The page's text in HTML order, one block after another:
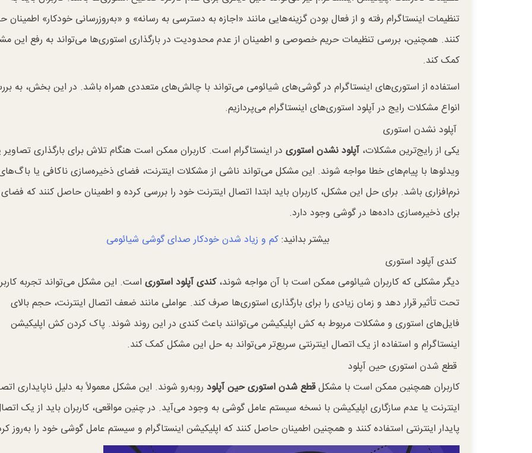
تنظیمات اینستاگرام رفته و از فعال بودن گزینه‌هایی مانند «اجازه به دسترسی به رسانه» و «به‌روزرسانی خودکار»
کنند. همچنین، بررسی تنظیمات حریم خصوصی و اطمینان از عدم محدودیت در بارگذاری استوری‌ها می‌تواند به رفع این
کمک کند.
استفاده از استوری‌های اینستاگرام در گوشی‌های شیائومی می‌تواند با چالش‌های متعددی همراه باشد. در این بخش، به
انواع مشکلات رایج در آپلود استوری‌های اینستاگرام می‌پردازیم.
آپلود نشدن استوری
یکی از رایج‌ترین مشکلات،آپلود نشدن استوری در اینستاگرام است. کاربران ممکن است هنگام تلاش برای بارگذاری تصاویر
ویدئوها با پیام‌های خطا مواجه شوند. این مشکل می‌تواند ناشی از مشکلات اینترنت، فضای ذخیره‌سازی ناکافی یا
نرم‌افزاری باشد. برای حل این مشکل، کاربران باید ابتدا اتصال اینترنت خود را بررسی کرده و اطمینان حاصل کنند که
برای ذخیره‌سازی داده‌ها در گوشی وجود دارد.
بیشتر بدانید:کم و زیاد شدن خودکار صدای گوشی شیائومی
کندی آپلود استوری
دیگر مشکلی که کاربران شیائومی ممکن است با آن مواجه شوند،کندی آپلود استوری است. این مشکل می‌تواند تجربه
تحت تأثیر قرار دهد و زمان زیادی را برای بارگذاری استوری‌ها صرف کند. عواملی مانند ضعف اتصال اینترنت، حجم بالای
فایل‌های استوری و مشکلات مربوط به کش اپلیکیشن می‌توانند باعث کندی در این روند شوند. پاک کردن کش اپلیکیشن
اینستاگرام و استفاده از یک اتصال اینترنتی سریع‌تر می‌تواند به حل این مشکل کمک کند.
قطع شدن استوری حین آپلود
کاربران همچنین ممکن است با مشکلقطع شدن استوری حین آپلود روبه‌رو شوند. این مشکل معمولاً به دلیل ناپایداری
اینترنت یا عدم سازگاری اپلیکیشن با نسخه سیستم عامل گوشی به وجود می‌آید. در چنین مواقعی، کاربران باید از یک
پایدار اینترنتی استفاده کنند و همچنین اطمینان حاصل کنند که اپلیکیشن اینستاگرام و سیستم عامل گوشی خود را به‌روز